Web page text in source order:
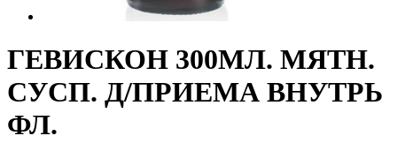
ГЕВИСКОН 300МЛ. МЯТН.
СУСП. Д/ПРИЕМА ВНУТРЬ
ФЛ.